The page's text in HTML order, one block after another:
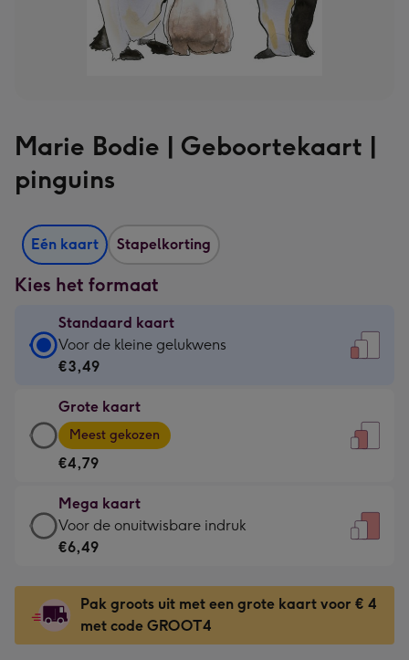
Marie Bodie | Geboortekaart |
pinguins
Eén kaart Stapelkorting
Kies het formaat
Standaard kaart
Standaard
kaart
€3,49
-
Voor
kleine
gelukwens
-
120
x
160
mm
Voor de kleine gelukwens
€3,49
Grote kaart
Grote
kaart
-
€4,79
-
Meest
gekozen
Dimensions:
167
x
Meest gekozen
€4,79
Mega kaart
Mega
kaart
€6,49
-
Voor
Voor de onuitwisbare indruk
€6,49
Pak groots uit met een grote kaart voor € 4
met code GROOT4